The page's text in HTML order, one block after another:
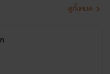
ของรักเขียนนิยายฮาร์ดอีโร
องเอาไว้แล้วเป็นอย่างดี นัก
ดูทั้งหมด